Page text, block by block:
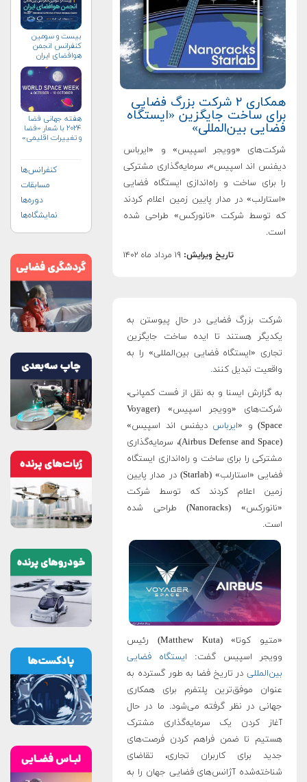
همکاری ۲ شرکت بزرگ فضایی
برای ساخت جایگزین «ایستگاه
فضایی بین‌المللی»
شرکت‌های «وویجر اسپیس» و «ایرباس
دیفنس اند اسپیس»، سرمایه‌گذاری مشترکی
را برای ساخت و راه‌اندازی ایستگاه فضایی
«استارلب» در مدار پایین زمین اعلام کردند
که توسط شرکت «نانورکس» طراحی شده
است.
تاریخ ویرایش: ۱۹ مرداد ماه ۱۴۰۲
شرکت بزرگ فضایی در حال پیوستن به
یکدیگر هستند تا ایده ساخت جایگزین
تجاری «ایستگاه فضایی بین‌المللی» را به
واقعیت تبدیل کنند.
به گزارش ایسنا و به نقل از فست کمپانی،
شرکت‌های «وویجر اسپیس» (Voyager
Space) و «
ایرباس دیفنس اند اسپیس»
(Airbus Defense and Space)، سرمایه‌گذاری
مشترکی را برای ساخت و راه‌اندازی ایستگاه
فضایی «استارلب» (Starlab) در مدار پایین
زمین اعلام کردند که توسط شرکت
«نانورکس» (Nanoracks) طراحی شده
است.
«متیو کوتا» (Matthew Kuta) رئیس
وویجر اسپیس گفت: ایستگاه فضایی
بین‌المللی در تاریخ فضا به طور گسترده به
عنوان موفق‌ترین پلتفرم برای همکاری
جهانی در نظر گرفته می‌شود. ما در حال
آغاز کردن یک سرمایه‌گذاری مشترک
هستیم تا ضمن فراهم کردن فرصت‌های
جدید برای کاربران تجاری، تقاضای
شناخته‌شده آژانس‌های فضایی جهان را به
بیست و سومین
کنفرانس انجمن
هوافضای ايران
هفته جهانی فضا
۲۰۲۴ با شعار «فضا
و تغییرات اقلیمی»
کنفرانس‌ها
مسابقات
دوره‌ها
نمایشگاه‌ها